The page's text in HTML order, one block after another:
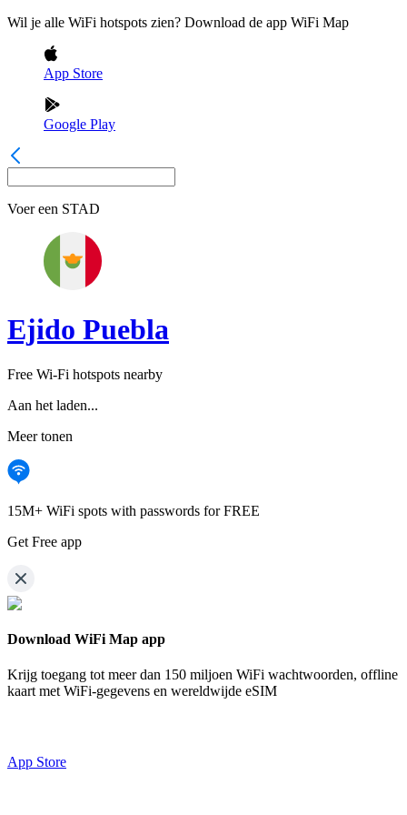
Wil je alle WiFi hotspots zien? Download de app WiFi Map
App Store
Google Play
Voer een STAD
Ejido Puebla
Free Wi-Fi hotspots nearby
Aan het laden...
Meer tonen
15M+ WiFi spots with passwords for FREE
Get Free app
Download WiFi Map app
Krijg toegang tot meer dan 150 miljoen WiFi wachtwoorden, offline
kaart met WiFi-gegevens en wereldwijde eSIM
App Store